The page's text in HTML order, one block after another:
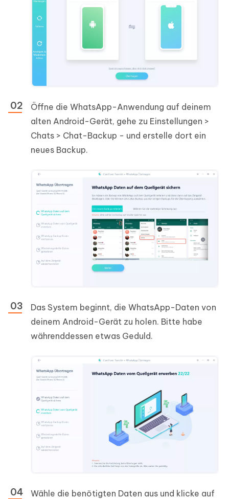
Öffne die WhatsApp-Anwendung auf deinem
alten Android-Gerät, gehe zu Einstellungen >
Chats > Chat-Backup - und erstelle dort ein
neues Backup.
Das System beginnt, die WhatsApp-Daten von
deinem Android-Gerät zu holen. Bitte habe
währenddessen etwas Geduld.
Wähle die benötigten Daten aus und klicke auf